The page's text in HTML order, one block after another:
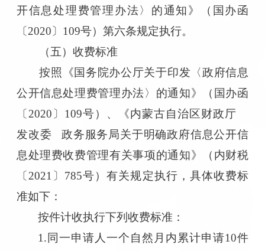
开信息处理费管理办法〉的通知》（国办函
〔2020〕109号）第六条规定执行。
（五）收费标准
按照《国务院办公厅关于印发〈政府信息
公开信息处理费管理办法〉的通知》（国办函
〔2020〕109号）、《内蒙古自治区财政厅
发改委 政务服务局关于明确政府信息公开信
息处理费收费管理有关事项的通知》（内财税
〔2021〕785号）有关规定执行，具体收费标
准如下：
按件计收执行下列收费标准：
1.同一申请人一个自然月内累计申请10件